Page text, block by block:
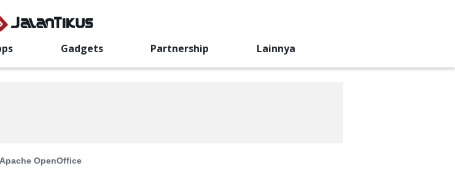
Gadgets Partnership Lainnya
Apache OpenOffice